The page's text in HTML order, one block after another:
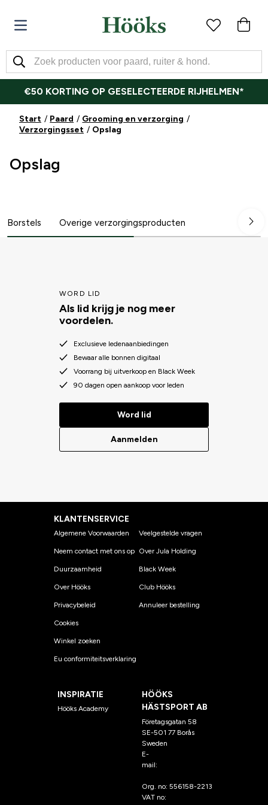
€50 KORTING OP GESELECTEERDE RIJHELMEN*
Start Paard
Grooming en verzorging
Verzorgingsset
Opslag
Opslag
Borstels Overige verzorgingsproducten
WORD LID
Als lid krijg je nog meer
voordelen.
Exclusieve ledenaanbiedingen
Bewaar alle bonnen digitaal
Voorrang bij uitverkoop en Black Week
90 dagen open aankoop voor leden
Word lid
Aanmelden
KLANTENSERVICE
Algemene Voorwaarden
Neem contact met ons op
Duurzaamheid
Over Hööks
Privacybeleid
Cookies
Winkel zoeken
Eu conformiteitsverklaring
Veelgestelde vragen
Over Jula Holding
Black Week
Club Hööks
Annuleer bestelling
INSPIRATIE
Hööks Academy
HÖÖKS
HÄSTSPORT AB
Företagsgatan 58
SE-501 77 Borås
Sweden
E-
mail:
Org. no: 556158-2213
VAT no: